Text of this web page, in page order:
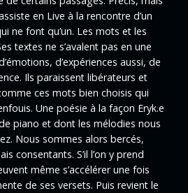
en Live à la rencontre d’un
ne font qu’un. Les mots et les
textes ne s’avalent pas en une
d’expériences aussi, de
Ils paraissent libérateurs et
ces mots bien choisis qui
Une poésie à la façon Eryk.e
piano et dont les mélodies nous
Nous sommes alors bercés,
consentants. S’il l’on y prend
même s’accélérer une fois
de ses versets. Puis revient le